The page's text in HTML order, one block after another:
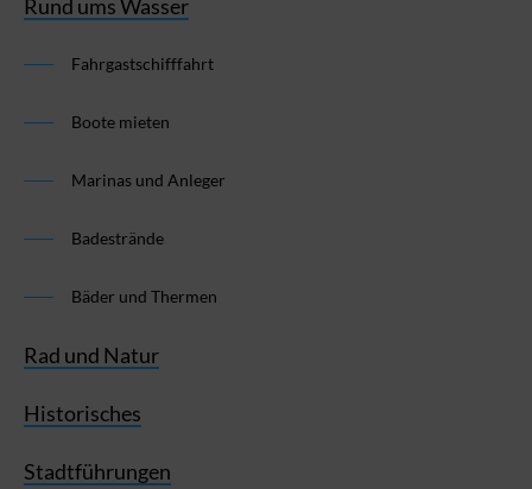
Rund ums Wasser
Fahrgastschifffahrt
Boote mieten
Marinas und Anleger
Badestrände
Bäder und Thermen
Rad und Natur
Historisches
Stadtführungen